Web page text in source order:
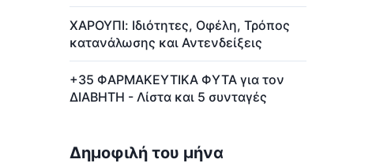
ΧΑΡΟΥΠΙ: Ιδιότητες, Οφέλη, Τρόπος
κατανάλωσης και Αντενδείξεις
+35 ΦΑΡΜΑΚΕΥΤΙΚΑ ΦΥΤΑ για τον
ΔΙΑΒΗΤΗ - Λίστα και 5 συνταγές
Δημοφιλή του μήνα